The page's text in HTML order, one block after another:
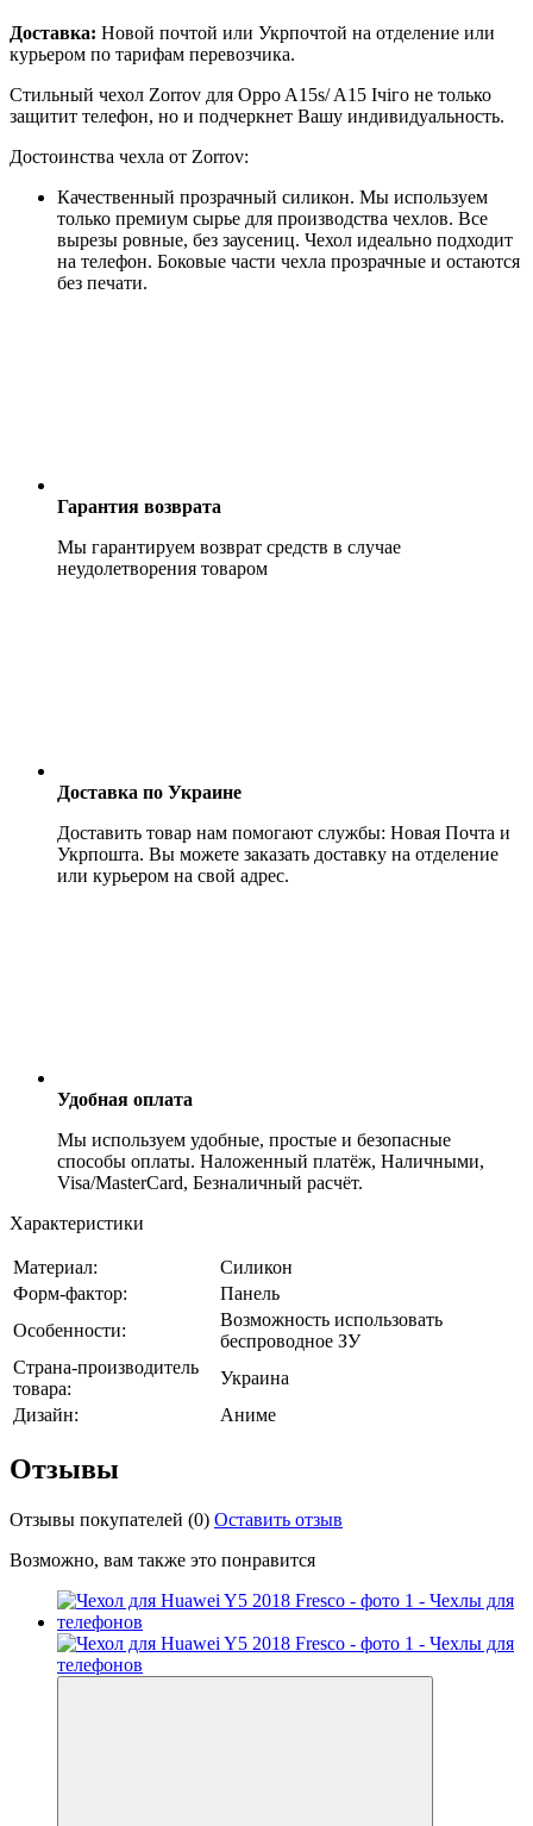
Доставка: Новой почтой или Укрпочтой на отделение или
курьером по тарифам перевозчика.
Стильный чехол Zorrov для Oppo A15s/ A15 Ічіго не только
защитит телефон, но и подчеркнет Вашу индивидуальность.
Достоинства чехла от Zorrov:
Качественный прозрачный силикон. Мы используем
только премиум сырье для производства чехлов. Все
вырезы ровные, без заусениц. Чехол идеально подходит
на телефон. Боковые части чехла прозрачные и остаются
без печати.
Гарантия возврата
Мы гарантируем возврат средств в случае
неудолетворения товаром
Доставка по Украине
Доставить товар нам помогают службы: Новая Почта и
Укрпошта. Вы можете заказать доставку на отделение
или курьером на свой адрес.
Удобная оплата
Мы используем удобные, простые и безопасные
способы оплаты. Наложенный платёж, Наличными,
Visa/MasterCard, Безналичный расчёт.
Характеристики
Материал:
Силикон
Форм-фактор:
Панель
Особенности:
Возможность использовать
беспроводное ЗУ
Страна-производитель
товара:
Украина
Дизайн:
Аниме
Отзывы
Отзывы покупателей (0) Оставить отзыв
Возможно, вам также это понравится